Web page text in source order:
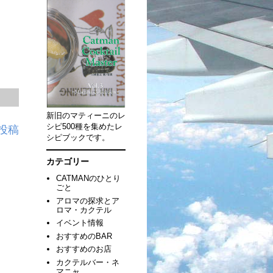
稿
新旧のマティーニのレ
シピ500種を集めたレ
シピブックです。
カテゴリー
CATMANのひとり
ごと
アロマの探求とア
ロマ・カクテル
イベント情報
おすすめのBAR
おすすめのお店
カクテルバー・ネ